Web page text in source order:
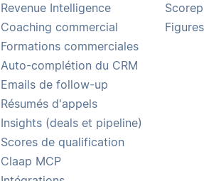
Revenue Intelligence
Coaching commercial
Formations commerciales
Auto-complétion du CRM
Emails de follow-up
Résumés d'appels
Insights (deals et pipeline)
Scores de qualification
Claap MCP
Figures